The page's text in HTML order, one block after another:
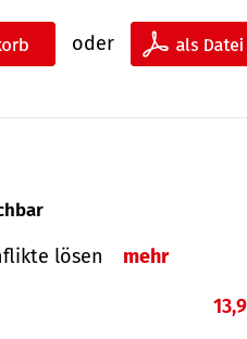
oder
lösen mehr